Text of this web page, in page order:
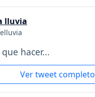
lluvia
hacer...
Ver tweet completo